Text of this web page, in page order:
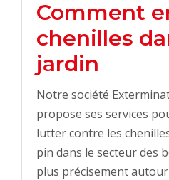
Comment
chenilles
jardin
Notre société
propose ses services
lutter contre les
pin dans le secteur des
plus précisement autour